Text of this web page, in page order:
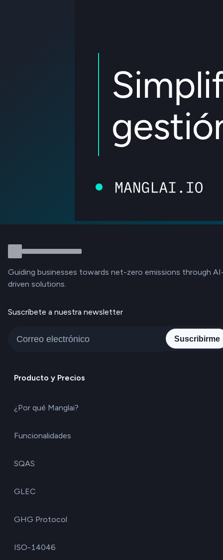
Guiding businesses towards net-zero emissions through
driven solutions.
Suscríbete a nuestra newsletter
Suscribirme
Producto y Precios
¿Por qué Manglai?
Funcionalidades
SQAS
GLEC
GHG Protocol
ISO-14046